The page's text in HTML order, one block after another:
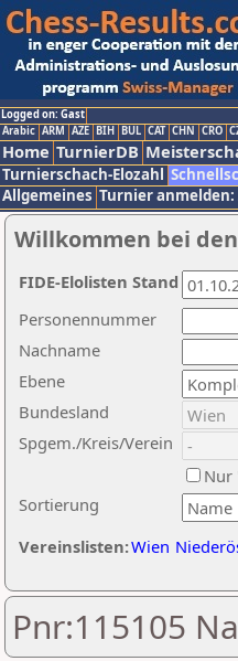
Logged on: Gast
Arabic ARM AZE BIH BUL CAT CHN CRO
Home TurnierDB
Turnierschach-Elozahl
Allgemeines Turnier anmelden:
Willkommen bei
Nachname
Ebene
Sortierung
Personennummer
Bundesland
Spgem./Kreis/Verein
Nur
Vereinslisten:Wien
FIDE-Elolisten Stand
Pnr:115105